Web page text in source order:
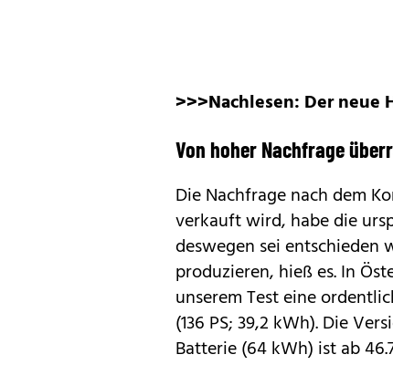
>>>Nachlesen: Der neue
Von hoher Nachfrage
Die Nachfrage nach dem
verkauft wird, habe die
deswegen sei entschieden
produzieren, hieß es. In
unserem Testeine
(136 PS; 39,2 kWh). Die
Batterie (64 kWh) ist ab